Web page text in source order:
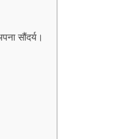
सौंदर्य।